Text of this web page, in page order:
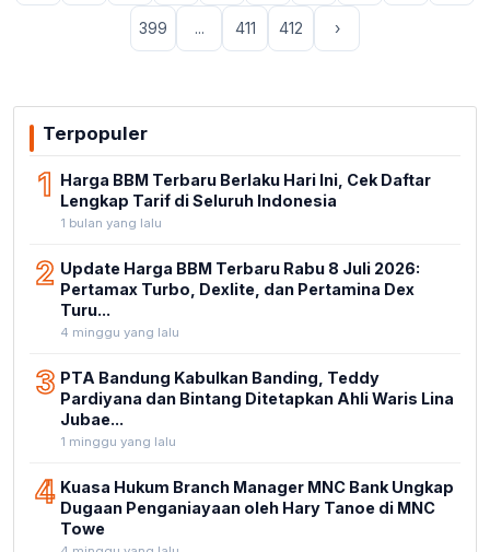
399 ... 411 412 ›
Terpopuler
1 Harga BBM Terbaru Berlaku Hari Ini, Cek Daftar
Lengkap Tarif di Seluruh Indonesia
1 bulan yang lalu
2 Update Harga BBM Terbaru Rabu 8 Juli 2026:
Pertamax Turbo, Dexlite, dan Pertamina Dex
Turu...
4 minggu yang lalu
3 PTA Bandung Kabulkan Banding, Teddy
Pardiyana dan Bintang Ditetapkan Ahli Waris Lina
Jubae...
1 minggu yang lalu
4 Kuasa Hukum Branch Manager MNC Bank Ungkap
Dugaan Penganiayaan oleh Hary Tanoe di MNC
Towe